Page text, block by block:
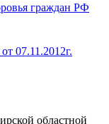
граждан РФ
07.11.2012г.
областной